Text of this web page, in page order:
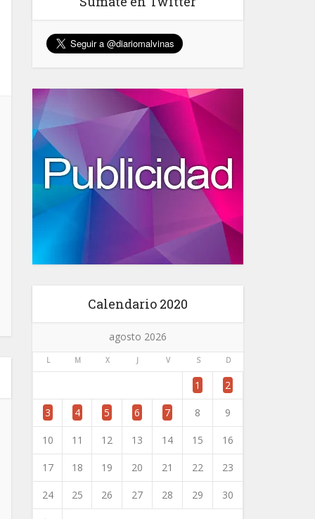
Calendario 2020
agosto 2026
L M X J V S D
1 2
3 4 5 6 7 8 9
10 11 12 13 14 15 16
17 18 19 20 21 22 23
24 25 26 27 28 29 30